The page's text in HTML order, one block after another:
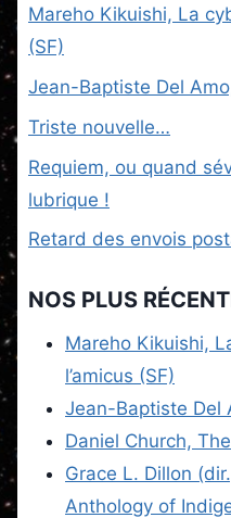
Mareho Kikuishi, La
(SF)
Jean-Baptiste Del
Triste nouvelle…
Requiem, ou quand
lubrique !
Retard des envois
NOS PLUS
Mareho Kikuishi,
l’amicus (SF)
Jean-Baptiste Del
Daniel Church,
Grace L. Dillon
Anthology of